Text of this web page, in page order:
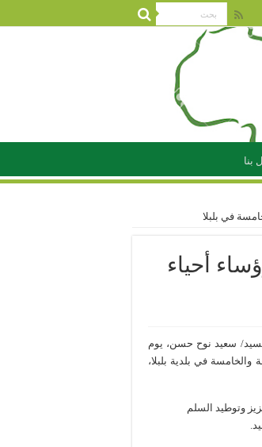
بنا
في بلبلا
أحياء
السيد/ سعيد نوح حسن، يوم
والخامسة في بلدية بلبلا،
وتوطيد السلم